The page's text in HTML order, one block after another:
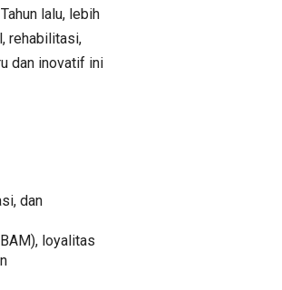
lalu, lebih
rehabilitasi,
dan inovatif ini
dan
loyalitas